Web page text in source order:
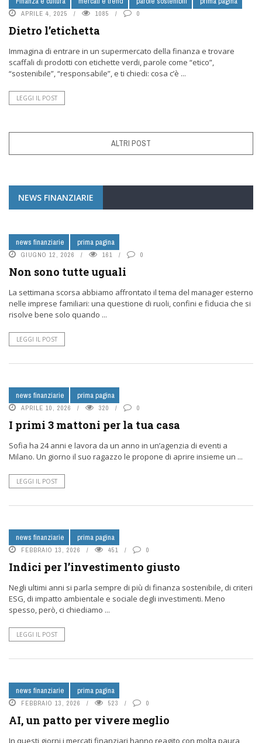
APRILE 4, 2025 1085 0
Dietro l’etichetta
Immagina di entrare in un supermercato della finanza e trovare
scaffali di prodotti con etichette verdi, parole come “etico”,
“sostenibile”, “responsabile”, e ti chiedi: cosa c’è ...
LEGGI IL POST
ALTRI POST
NEWS FINANZIARIE
news finanziarie prima pagina
GIUGNO 12, 2026 161 0
Non sono tutte uguali
La settimana scorsa abbiamo affrontato il tema del manager esterno
nelle imprese familiari: una questione di ruoli, confini e fiducia che si
risolve bene solo quando ...
LEGGI IL POST
news finanziarie prima pagina
APRILE 10, 2026 320 0
I primi 3 mattoni per la tua casa
Sofia ha 24 anni e lavora da un anno in un’agenzia di eventi a
Milano. Un giorno il suo ragazzo le propone di aprire insieme un ...
LEGGI IL POST
news finanziarie prima pagina
FEBBRAIO 13, 2026 451 0
Indici per l’investimento giusto
Negli ultimi anni si parla sempre di più di finanza sostenibile, di criteri
ESG, di impatto ambientale e sociale degli investimenti. Meno
spesso, però, ci chiediamo ...
LEGGI IL POST
news finanziarie prima pagina
FEBBRAIO 13, 2026 523 0
AI, un patto per vivere meglio
In questi giorni i mercati finanziari hanno reagito con molta paura